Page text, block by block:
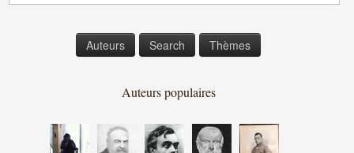
Auteurs Search Thèmes
Auteurs populaires